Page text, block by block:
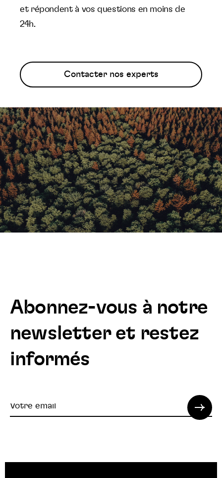
et répondent à vos questions en moins de
24h.
Contacter nos experts
Abonnez-vous à notre
newsletter et restez
informés
Votre